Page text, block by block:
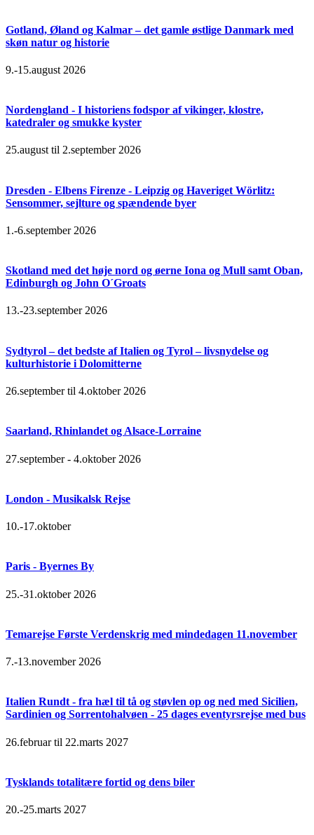
Gotland, Øland og Kalmar – det gamle østlige Danmark med
skøn natur og historie
9.-15.august 2026
Nordengland - I historiens fodspor af vikinger, klostre,
katedraler og smukke kyster
25.august til 2.september 2026
Dresden - Elbens Firenze - Leipzig og Haveriget Wörlitz:
Sensommer, sejlture og spændende byer
1.-6.september 2026
Skotland med det høje nord og øerne Iona og Mull samt Oban,
Edinburgh og John O´Groats
13.-23.september 2026
Sydtyrol – det bedste af Italien og Tyrol – livsnydelse og
kulturhistorie i Dolomitterne
26.september til 4.oktober 2026
Saarland, Rhinlandet og Alsace-Lorraine
27.september - 4.oktober 2026
London - Musikalsk Rejse
10.-17.oktober
Paris - Byernes By
25.-31.oktober 2026
Temarejse Første Verdenskrig med mindedagen 11.november
7.-13.november 2026
Italien Rundt - fra hæl til tå og støvlen op og ned med Sicilien,
Sardinien og Sorrentohalvøen - 25 dages eventyrsrejse med bus
26.februar til 22.marts 2027
Tysklands totalitære fortid og dens biler
20.-25.marts 2027